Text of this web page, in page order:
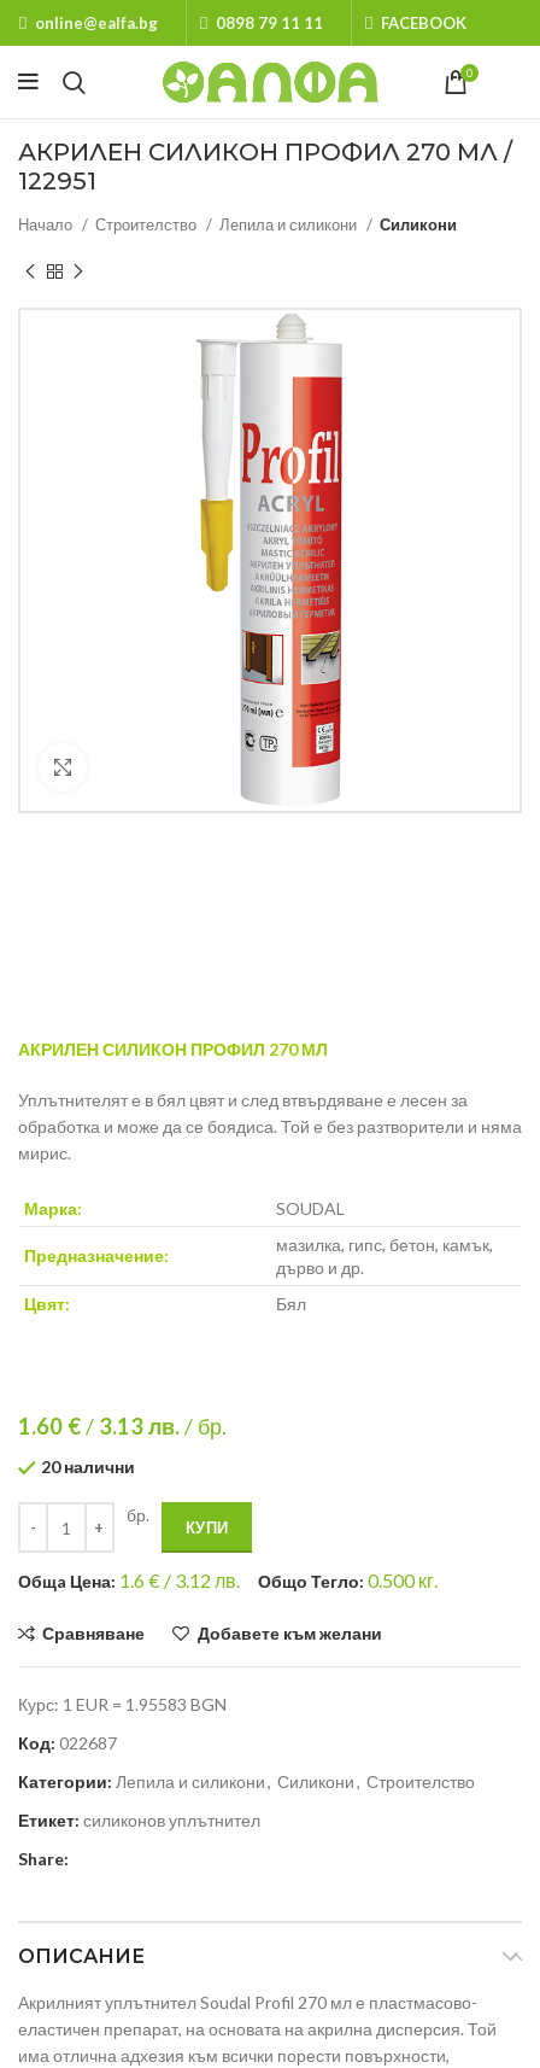
online@ealfa.bg 0898 79 11 11 FACEBOOK
0
АКРИЛЕН СИЛИКОН ПРОФИЛ 270 МЛ /
122951
Начало Строителство Лепила и силикони Силикони
АКРИЛЕН СИЛИКОН ПРОФИЛ 270 МЛ
Уплътнителят е в бял цвят и след втвърдяване е лесен за
обработка и може да се боядиса. Той е без разтворители и няма
мирис.
Марка: SOUDAL
Предназначение:
мазилка, гипс, бетон, камък,
дърво и др.
Цвят:
Бял
1.60 €/ 3.13лв./ бр.
20 налични
бр.
КУПИ
Общa Цена: 1.6€ / 3.12 лв. Общо Тегло: 0.500кг.
Сравняване Добавете към желани
Курс: 1 EUR = 1.95583 BGN
Код: 022687
Категории: Лепила и силикони, Силикони, Строителство
Етикет: силиконов уплътнител
Share:
ОПИСАНИЕ
Акрилният уплътнител Soudal Profil 270 мл е пластмасово-
еластичен препарат, на основата на акрилна дисперсия. Той
има отлична адхезия към всички порести повърхности,